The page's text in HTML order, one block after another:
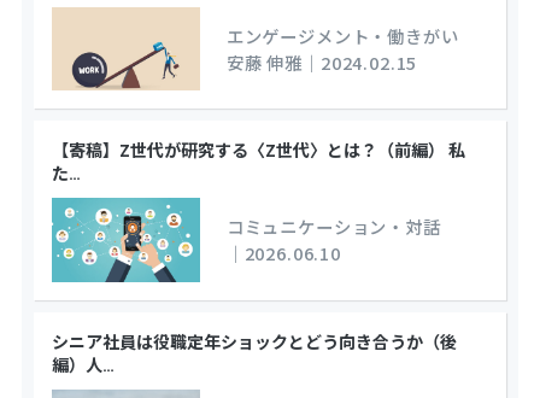
エンゲージメント・働きがい
安藤 伸雅 ｜ 2024.02.15
【寄稿】Z世代が研究する〈Z世代〉とは？（前編） 私
た…
コミュニケーション・対話
｜ 2026.06.10
シニア社員は役職定年ショックとどう向き合うか（後
編）人…